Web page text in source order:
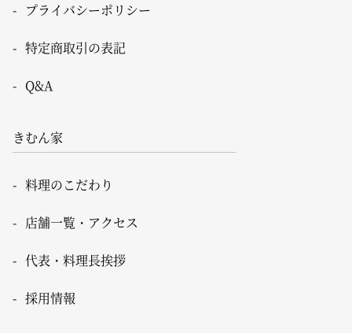
プライバシーポリシー
特定商取引の表記
Q&A
きむん家
料理のこだわり
店舗一覧・アクセス
代表・料理長挨拶
採用情報